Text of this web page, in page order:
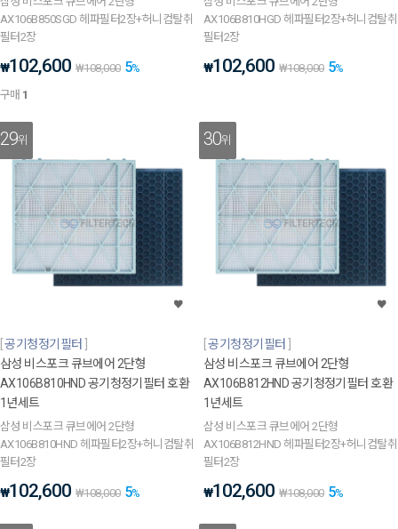
AX106B850SGD 헤파필터2장+허니컴탈취
필터2장
₩102,600 ₩108,000 5%
구매 1
AX106B810HGD 헤파필터2장+허니컴탈취
필터2장
₩102,600 ₩108,000 5%
29위
공기청정기필터
삼성 비스포크 큐브에어 2단형
AX106B810HND 공기청정기필터 호환
1년세트
삼성 비스포크 큐브에어 2단형
AX106B810HND 헤파필터2장+허니컴탈취
필터2장
₩102,600 ₩108,000 5%
30위
공기청정기필터
삼성 비스포크 큐브에어 2단형
AX106B812HND 공기청정기필터 호환
1년세트
삼성 비스포크 큐브에어 2단형
AX106B812HND 헤파필터2장+허니컴탈취
필터2장
₩102,600 ₩108,000 5%